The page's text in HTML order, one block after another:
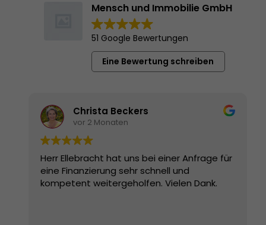
Mensch und Immobilie GmbH
51 Google Bewertungen
Eine Bewertung schreiben
Christa Beckers
vor 2 Monaten
Herr Ellebracht hat uns bei einer Anfrage für
eine Finanzierung sehr schnell und
kompetent weitergeholfen. Vielen Dank.